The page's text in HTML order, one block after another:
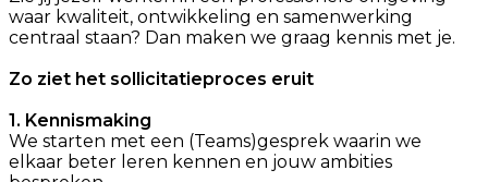
waar kwaliteit, ontwikkeling en samenwerking
centraal staan? Dan maken we graag kennis met je.
Zo ziet het sollicitatieproces eruit
1. Kennismaking
We starten met een (Teams)gesprek waarin we
elkaar beter leren kennen en jouw ambities